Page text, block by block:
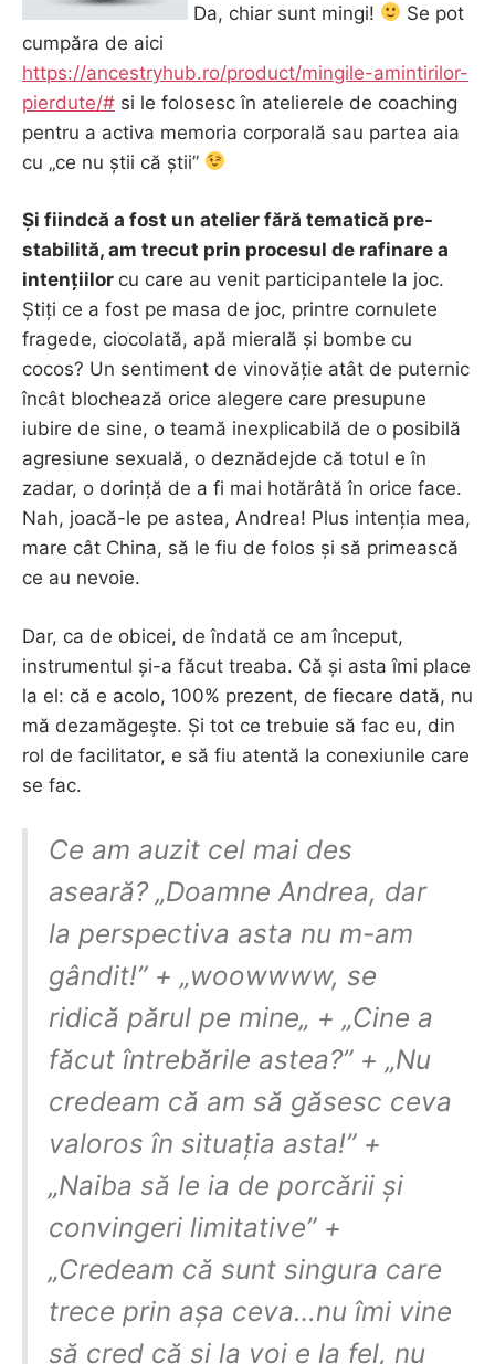
Da, chiar sunt mingi!
Se pot
cumpăra de aici
https://ancestryhub.ro/product/mingile-amintirilor-
pierdute/# si le folosesc în atelierele de coaching
pentru a activa memoria corporală sau partea aia
cu „ce nu știi că știi”
Și fiindcă a fost un atelier fără tematică pre-
stabilită, am trecut prin procesul de rafinare a
intențiilor cu care au venit participantele la joc.
Știți ce a fost pe masa de joc, printre cornulete
fragede, ciocolată, apă mierală și bombe cu
cocos? Un sentiment de vinovăție atât de puternic
încât blochează orice alegere care presupune
iubire de sine, o teamă inexplicabilă de o posibilă
agresiune sexuală, o deznădejde că totul e în
zadar, o dorință de a fi mai hotărâtă în orice face.
Nah, joacă-le pe astea, Andrea! Plus intenția mea,
mare cât China, să le fiu de folos și să primească
ce au nevoie.
Dar, ca de obicei, de îndată ce am început,
instrumentul și-a făcut treaba. Că și asta îmi place
la el: că e acolo, 100% prezent, de fiecare dată, nu
mă dezamăgește. Și tot ce trebuie să fac eu, din
rol de facilitator, e să fiu atentă la conexiunile care
se fac.
Ce am auzit cel mai des
aseară? „Doamne Andrea, dar
la perspectiva asta nu m-am
gândit!” + „woowwww, se
ridică părul pe mine„ + „Cine a
făcut întrebările astea?” + „Nu
credeam că am să găsesc ceva
valoros în situația asta!” +
„Naiba să le ia de porcării și
convingeri limitative” +
„Credeam că sunt singura care
trece prin așa ceva…nu îmi vine
să cred că și la voi e la fel, nu